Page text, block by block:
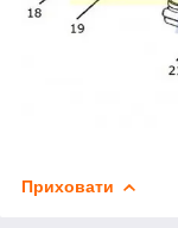
Приховати